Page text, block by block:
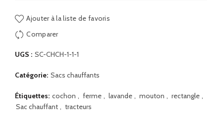
Ajouter à la liste de favoris
Comparer
UGS : SC-CHCH-1-1-1
Catégorie: Sacs chauffants
Étiquettes: cochon , ferme , lavande , mouton , rectangle ,
Sac chauffant , tracteurs